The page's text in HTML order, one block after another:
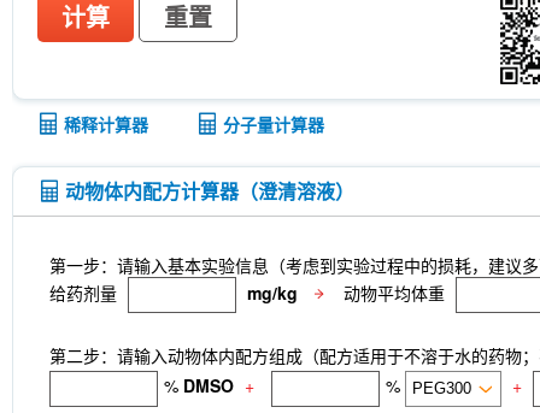
计算 重置
稀释计算器 分子量计算器
动物体内配方计算器（澄清溶液）
第一步：请输入基本实验信息（考虑到实验过程中的损耗，建议
给药剂量
mg/kg 动物平均体重
第二步：请输入动物体内配方组成（配方适用于不溶于水的药物
% DMSO + % +